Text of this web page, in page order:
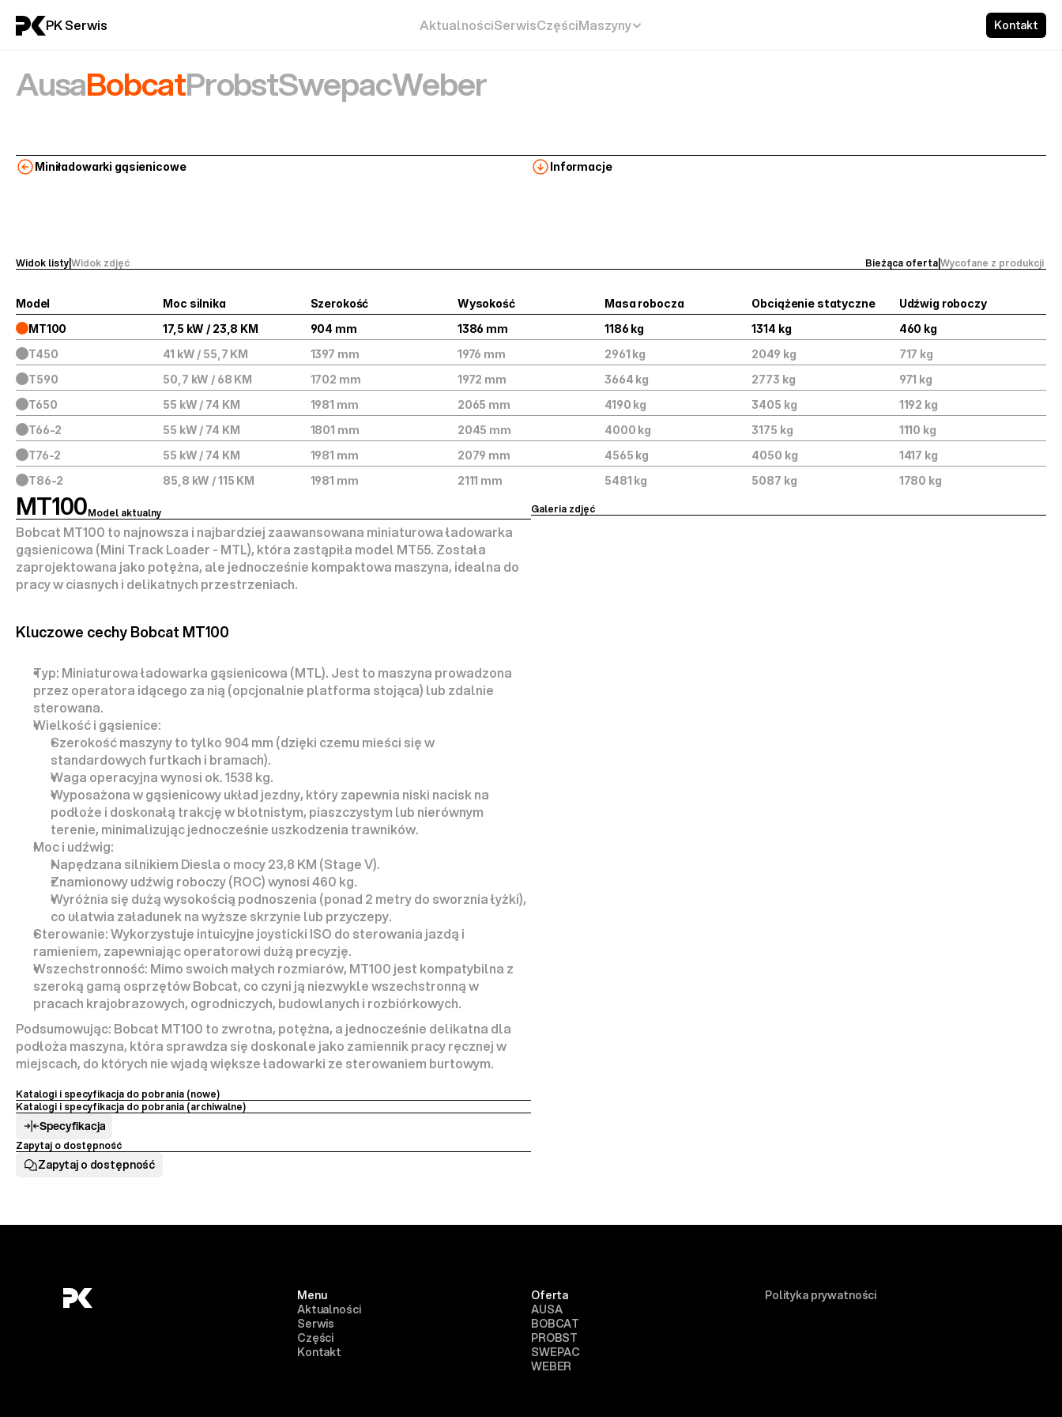
AusaBobcatProbstSwepacWeber
Miniładowarki gąsienicowe Informacje
Widok listyWidok zdjęć Bieżąca ofertaWycofane z produkcji
Model Moc silnika Szerokość Wysokość Masa robocza Obciążenie statyczne
Udźwig roboczy
MT100
17,5 kW / 23,8 KM 904 mm 1386 mm 1186 kg 1314 kg
460 kg
T450
41 kW / 55,7 KM 1397 mm 1976 mm 2961 kg 2049 kg
717 kg
T590
50,7 kW / 68 KM 1702 mm 1972 mm 3664 kg 2773 kg
971 kg
T650
55 kW / 74 KM 1981 mm 2065 mm 4190 kg 3405 kg
1192 kg
T66-2
55 kW / 74 KM 1801 mm 2045 mm 4000 kg 3175 kg
1110 kg
T76-2
55 kW / 74 KM 1981 mm 2079 mm 4565 kg 4050 kg
1417 kg
T86-2
85,8 kW / 115 KM 1981 mm 2111 mm 5481 kg 5087 kg 1780 kg
MT100Model aktualny
Bobcat MT100 to najnowsza i najbardziej zaawansowana miniaturowa ładowarka
gąsienicowa (Mini Track Loader - MTL), która zastąpiła model MT55. Została
zaprojektowana jako potężna, ale jednocześnie kompaktowa maszyna, idealna do
pracy w ciasnych i delikatnych przestrzeniach.
Kluczowe cechy Bobcat MT100
Typ: Miniaturowa ładowarka gąsienicowa (MTL). Jest to maszyna prowadzona
przez operatora idącego za nią (opcjonalnie platforma stojąca) lub zdalnie
sterowana.
Wielkość i gąsienice:
Szerokość maszyny to tylko 904 mm (dzięki czemu mieści się w
standardowych furtkach i bramach).
Waga operacyjna wynosi ok. 1538 kg.
Wyposażona w gąsienicowy układ jezdny, który zapewnia niski nacisk na
podłoże i doskonałą trakcję w błotnistym, piaszczystym lub nierównym
terenie, minimalizując jednocześnie uszkodzenia trawników.
Moc i udźwig:
Napędzana silnikiem Diesla o mocy 23,8 KM (Stage V).
Znamionowy udźwig roboczy (ROC) wynosi 460 kg.
Wyróżnia się dużą wysokością podnoszenia (ponad 2 metry do sworznia łyżki),
co ułatwia załadunek na wyższe skrzynie lub przyczepy.
Sterowanie: Wykorzystuje intuicyjne joysticki ISO do sterowania jazdą i
ramieniem, zapewniając operatorowi dużą precyzję.
Wszechstronność: Mimo swoich małych rozmiarów, MT100 jest kompatybilna z
szeroką gamą osprzętów Bobcat, co czyni ją niezwykle wszechstronną w
pracach krajobrazowych, ogrodniczych, budowlanych i rozbiórkowych.
Podsumowując: Bobcat MT100 to zwrotna, potężna, a jednocześnie delikatna dla
podłoża maszyna, która sprawdza się doskonale jako zamiennik pracy ręcznej w
miejscach, do których nie wjadą większe ładowarki ze sterowaniem burtowym.
Katalogi i specyfikacja do pobrania (nowe)
Katalogi i specyfikacja do pobrania (archiwalne)
Specyfikacja
Zapytaj o dostępność
Zapytaj o dostępność
Galeria zdjęć
PK Serwis AktualnościSerwisCzęściMaszyny Kontakt
Menu
Aktualności
Serwis
Części
Kontakt
Oferta
AUSA
BOBCAT
PROBST
SWEPAC
WEBER
Polityka prywatności